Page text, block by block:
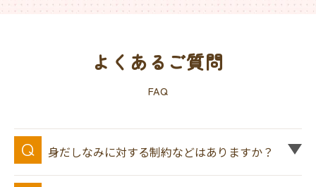
よくあるご質問
FAQ
身だしなみに対する制約などはありますか？